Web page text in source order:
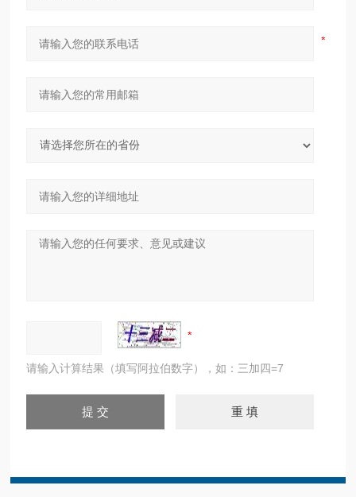
请输入计算结果（填写阿拉伯数字），如：三加四=7